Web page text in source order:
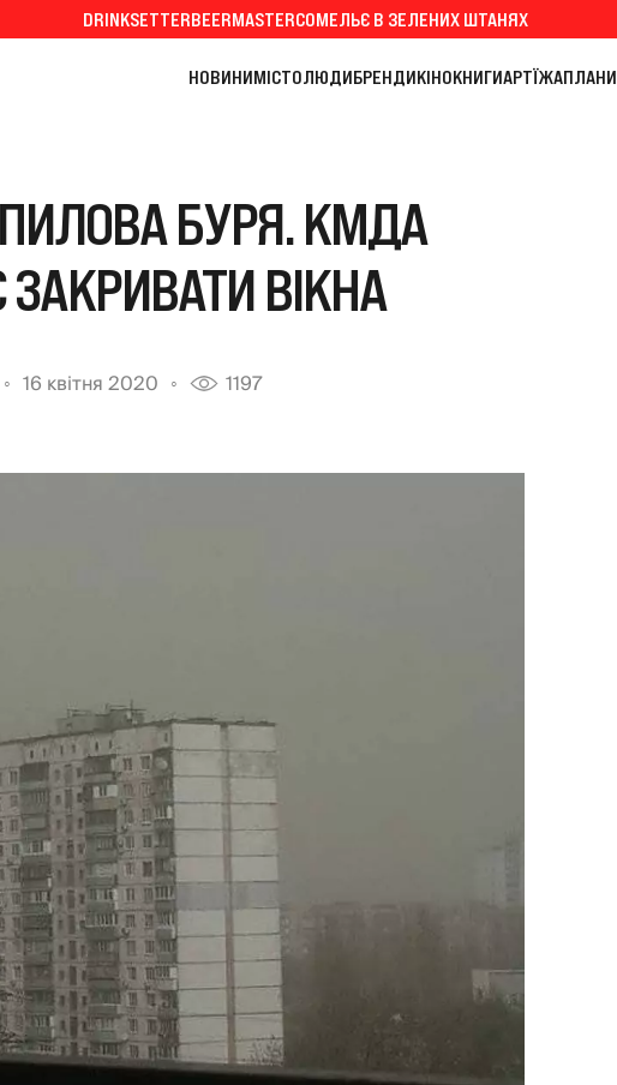
DRINKSETTERBEERMASTERСОМЕЛЬЄ В ЗЕЛЕНИХ ШТАНЯХ
НОВИНИМІСТОЛЮДИБРЕНДИКІНОКНИГИАРТЇЖАПЛАНИ
БУРЯ. КМДА
ВІКНА
16 квітня 2020 1197